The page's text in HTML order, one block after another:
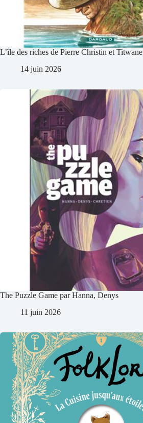
L’île des riches de Pierre Christin et Titwane
14 juin 2026
The Puzzle Game par Hanna, Denys
11 juin 2026